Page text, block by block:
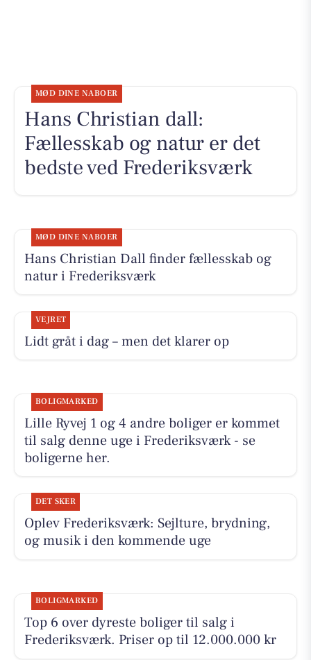
MØD DINE NABOER
Hans Christian dall:
Fællesskab og natur er det
bedste ved Frederiksværk
MØD DINE NABOER
Hans Christian Dall finder fællesskab og
natur i Frederiksværk
VEJRET
Lidt gråt i dag – men det klarer op
BOLIGMARKED
Lille Ryvej 1 og 4 andre boliger er kommet
til salg denne uge i Frederiksværk - se
boligerne her.
DET SKER
Oplev Frederiksværk: Sejlture, brydning,
og musik i den kommende uge
BOLIGMARKED
Top 6 over dyreste boliger til salg i
Frederiksværk. Priser op til 12.000.000 kr